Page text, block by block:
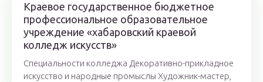
Краевое государственное бюджетное
профессиональное образовательное
учреждение «хабаровский краевой
колледж искусств»
Специальности колледжа Декоративно-прикладное
искусство и народные промыслы Художник-мастер,